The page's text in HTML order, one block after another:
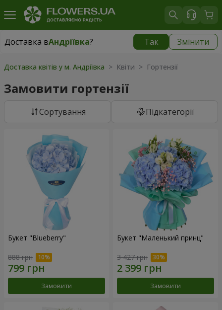
Доставка вАндріївка? Так Змінити
Доставка вАндріївка|
Доставка квітів у м. Андріївка > Квіти > Гортензії
Замовити гортензії
Сортування Підкатегорії
Букет "Blueberry"
888 грн
Замовити
Букет "Маленький принц"
3 427 грн
Замовити